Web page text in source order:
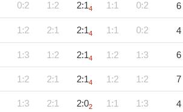
0:2 1:2 2:14 1:1 0:2 6
1:2 2:1 2:14 1:1 0:2 4
1:3 1:2 2:14 1:2 1:3 6
1:2 2:1 2:14 1:2 1:2 7
1:3 2:1 2:02 1:1 1:3 4